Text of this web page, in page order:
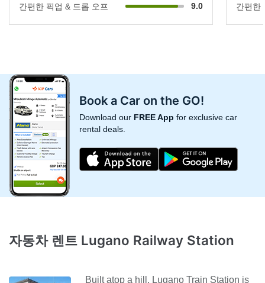
간편한 픽업 & 드롭 오프
9.0
간편한
Book a Car on the GO!
Download our FREE App for exclusive car
rental deals.
자동차 렌트 Lugano Railway Station
Built atop a hill, Lugano Train Station is